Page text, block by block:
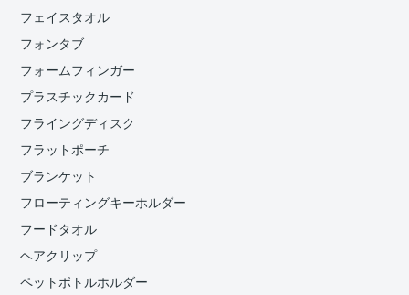
フェイスタオル
フォンタブ
フォームフィンガー
プラスチックカード
フライングディスク
フラットポーチ
ブランケット
フローティングキーホルダー
フードタオル
ヘアクリップ
ペットボトルホルダー